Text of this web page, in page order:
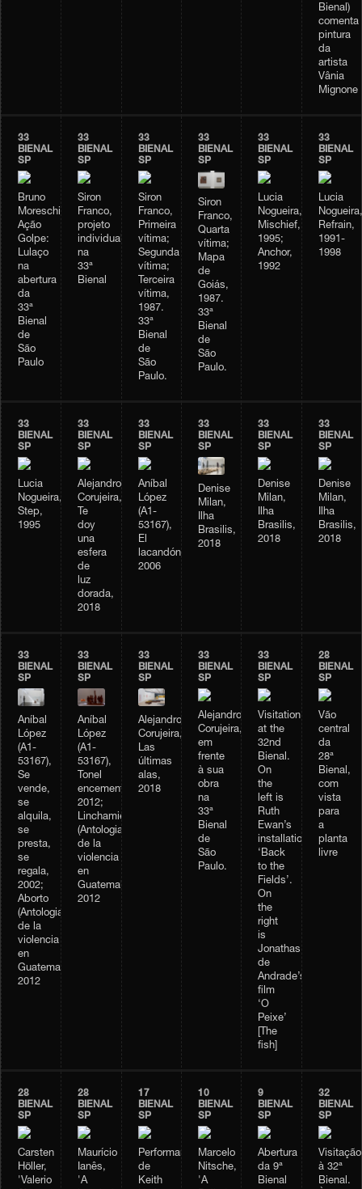
Bienal)
comenta
pintura
da
artista
Vânia
Mignone
33
BIENAL
SP
Bruno
Moreschi,
Ação
Golpe:
Lulaço
na
abertura
da
33ª
Bienal
de
São
Paulo
33
BIENAL
SP
Siron
Franco,
projeto
individual
na
33ª
Bienal
33
BIENAL
SP
Siron
Franco,
Primeira
vítima;
Segunda
vítima;
Terceira
vítima,
1987.
33ª
Bienal
de
São
Paulo.
33
BIENAL
SP
Siron
Franco,
Quarta
vítima;
Mapa
de
Goiás,
1987.
33ª
Bienal
de
São
Paulo.
33
BIENAL
SP
Lucia
Nogueira,
Mischief,
1995;
Anchor,
1992
33
BIENAL
SP
Lucia
Nogueira,
Refrain,
1991-
1998
33
BIENAL
SP
Lucia
Nogueira,
Step,
1995
33
BIENAL
SP
Alejandro
Corujeira,
Te
doy
una
esfera
de
luz
dorada,
2018
33
BIENAL
SP
Aníbal
López
(A1-
53167),
El
lacandón,
2006
33
BIENAL
SP
Denise
Milan,
Ilha
Brasilis,
2018
33
BIENAL
SP
Denise
Milan,
Ilha
Brasilis,
2018
33
BIENAL
SP
Denise
Milan,
Ilha
Brasilis,
2018
33
BIENAL
SP
Aníbal
López
(A1-
53167),
Se
vende,
se
alquila,
se
presta,
se
regala,
2002;
Aborto
(Antologia
de la
violencia
en
Guatemala),
2012
33
BIENAL
SP
Aníbal
López
(A1-
53167),
Tonel
encementado,
2012;
Linchamiento
(Antologia
de la
violencia
en
Guatemala),
2012
33
BIENAL
SP
Alejandro
Corujeira,
Las
últimas
alas,
2018
33
BIENAL
SP
Alejandro
Corujeira,
em
frente
à sua
obra
na
33ª
Bienal
de
São
Paulo.
33
BIENAL
SP
Visitation
at the
32nd
Bienal.
On
the
left is
Ruth
Ewan’s
installation
‘Back
to the
Fields’.
On
the
right
is
Jonathas
de
Andrade’s
film
‘O
Peixe’
[The
fish]
28
BIENAL
SP
Vão
central
da
28ª
Bienal,
com
vista
para
a
planta
livre
28
BIENAL
SP
Carsten
Höller,
'Valerio
28
BIENAL
SP
Maurício
Ianês,
'A
17
BIENAL
SP
Performance
de
Keith
10
BIENAL
SP
Marcelo
Nitsche,
'A
9
BIENAL
SP
Abertura
da 9ª
Bienal
32
BIENAL
SP
Visitação
à 32ª
Bienal.